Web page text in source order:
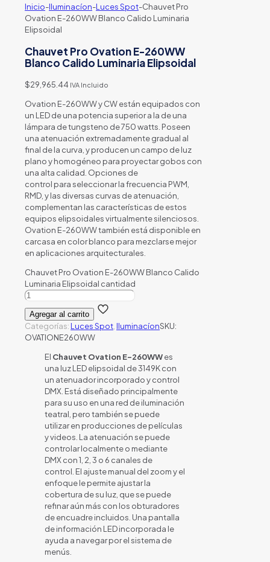
Inicio-Iluminacíon-Luces Spot-Chauvet Pro
Ovation E-260WW Blanco Calido Luminaria
Elipsoidal
Chauvet Pro Ovation E-260WW
Blanco Calido Luminaria Elipsoidal
$29,965.44 IVA Incluido
Ovation E-260WW y CW están equipados con
un LED de una potencia superior a la de una
lámpara de tungsteno de 750 watts. Poseen
una atenuación extremadamente gradual al
final de la curva, y producen un campo de luz
plano y homogéneo para proyectar gobos con
una alta calidad. Opciones de
control para seleccionar la frecuencia PWM,
RMD, y las diversas curvas de atenuación,
complementan las características de estos
equipos elipsoidales virtualmente silenciosos.
Ovation E-260WW también está disponible en
carcasa en color blanco para mezclarse mejor
en aplicaciones arquitecturales.
Chauvet Pro Ovation E-260WW Blanco Calido
Luminaria Elipsoidal cantidad
Agregar al carrito
Categorías:Luces Spot,IluminacíonSKU:
OVATIONE260WW
El Chauvet Ovation E-260WWes
una luz LED elipsoidal de 3149K con
un atenuador incorporado y control
DMX. Está diseñado principalmente
para su uso en una red de iluminación
teatral, pero también se puede
utilizar en producciones de películas
y videos. La atenuación se puede
controlar localmente o mediante
DMX con 1, 2, 3 o 6 canales de
control. El ajuste manual del zoom y el
enfoque le permite ajustar la
cobertura de su luz, que se puede
refinar aún más con los obturadores
de encuadre incluidos. Una pantalla
de información LED incorporada le
ayuda a navegar por el sistema de
menús.